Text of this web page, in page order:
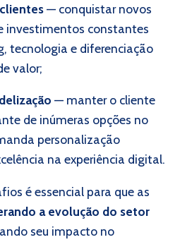
— conquistar novos
investimentos constantes
tecnologia e diferenciação
valor;
— manter o cliente
de inúmeras opções no
personalização
na experiência digital.
é essencial para que as
a evolução do setor
seu impacto no